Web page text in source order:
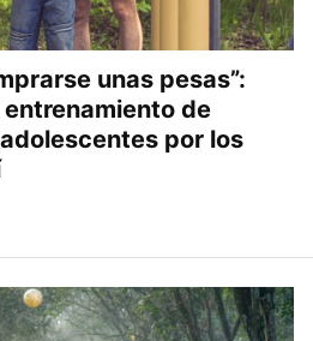
unas pesas”:
de
por los